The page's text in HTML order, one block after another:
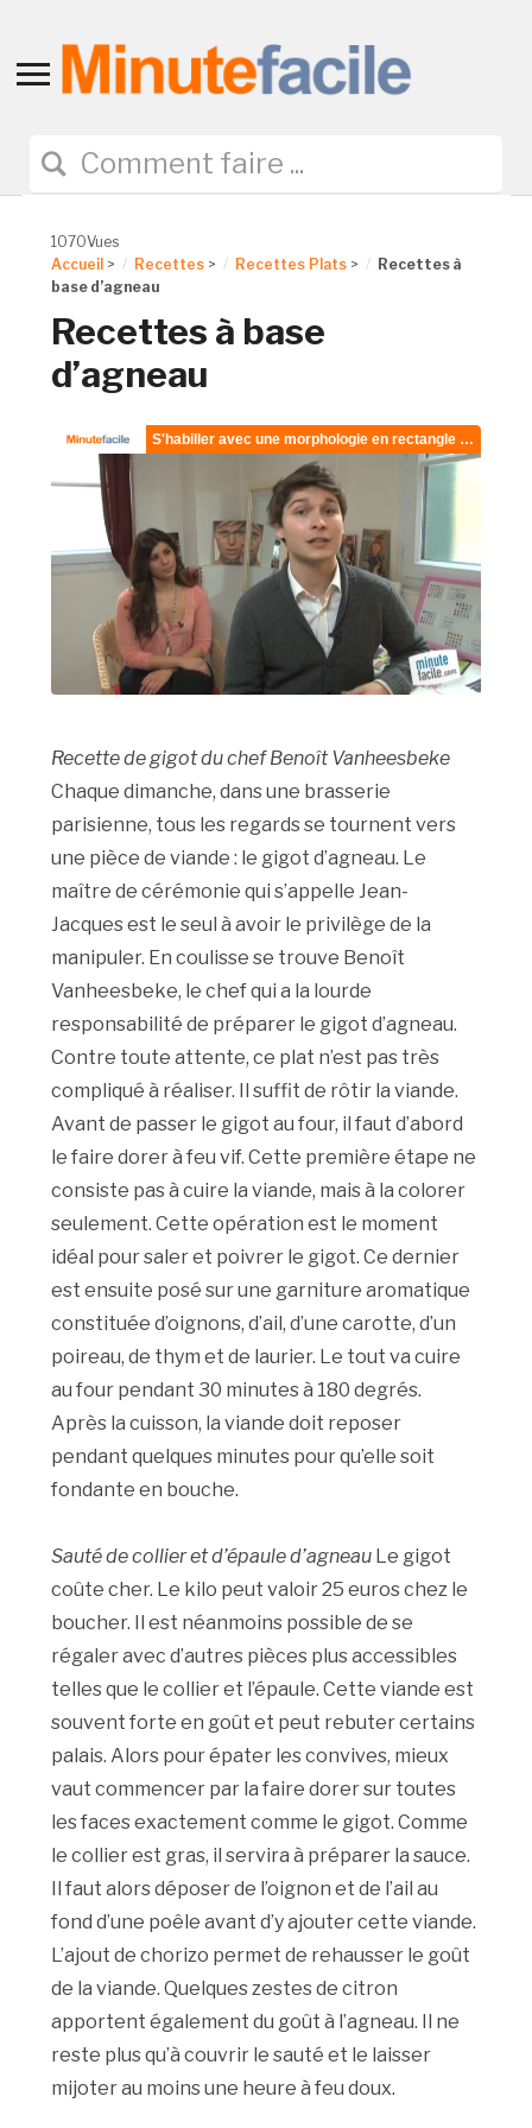
Toggle
navigation
1070Vues
Accueil > Recettes > Recettes Plats >
Recettes à
base d’agneau
Recettes à base
d’agneau
Recette de gigot du chef Benoît Vanheesbeke
Chaque dimanche, dans une brasserie
parisienne, tous les regards se tournent vers
une pièce de viande : le gigot d’agneau. Le
maître de cérémonie qui s’appelle Jean-
Jacques est le seul à avoir le privilège de la
manipuler. En coulisse se trouve Benoît
Vanheesbeke, le chef qui a la lourde
responsabilité de préparer le gigot d’agneau.
Contre toute attente, ce plat n’est pas très
compliqué à réaliser. Il suffit de rôtir la viande.
Avant de passer le gigot au four, il faut d’abord
le faire dorer à feu vif. Cette première étape ne
consiste pas à cuire la viande, mais à la colorer
seulement. Cette opération est le moment
idéal pour saler et poivrer le gigot. Ce dernier
est ensuite posé sur une garniture aromatique
constituée d’oignons, d’ail, d’une carotte, d’un
poireau, de thym et de laurier. Le tout va cuire
au four pendant 30 minutes à 180 degrés.
Après la cuisson, la viande doit reposer
pendant quelques minutes pour qu’elle soit
fondante en bouche.
Sauté de collier et d’épaule d’agneau Le gigot
coûte cher. Le kilo peut valoir 25 euros chez le
boucher. Il est néanmoins possible de se
régaler avec d’autres pièces plus accessibles
telles que le collier et l’épaule. Cette viande est
souvent forte en goût et peut rebuter certains
palais. Alors pour épater les convives, mieux
vaut commencer par la faire dorer sur toutes
les faces exactement comme le gigot. Comme
le collier est gras, il servira à préparer la sauce.
Il faut alors déposer de l’oignon et de l’ail au
fond d’une poêle avant d’y ajouter cette viande.
L’ajout de chorizo permet de rehausser le goût
de la viande. Quelques zestes de citron
apportent également du goût à l’agneau. Il ne
reste plus qu’à couvrir le sauté et le laisser
mijoter au moins une heure à feu doux.